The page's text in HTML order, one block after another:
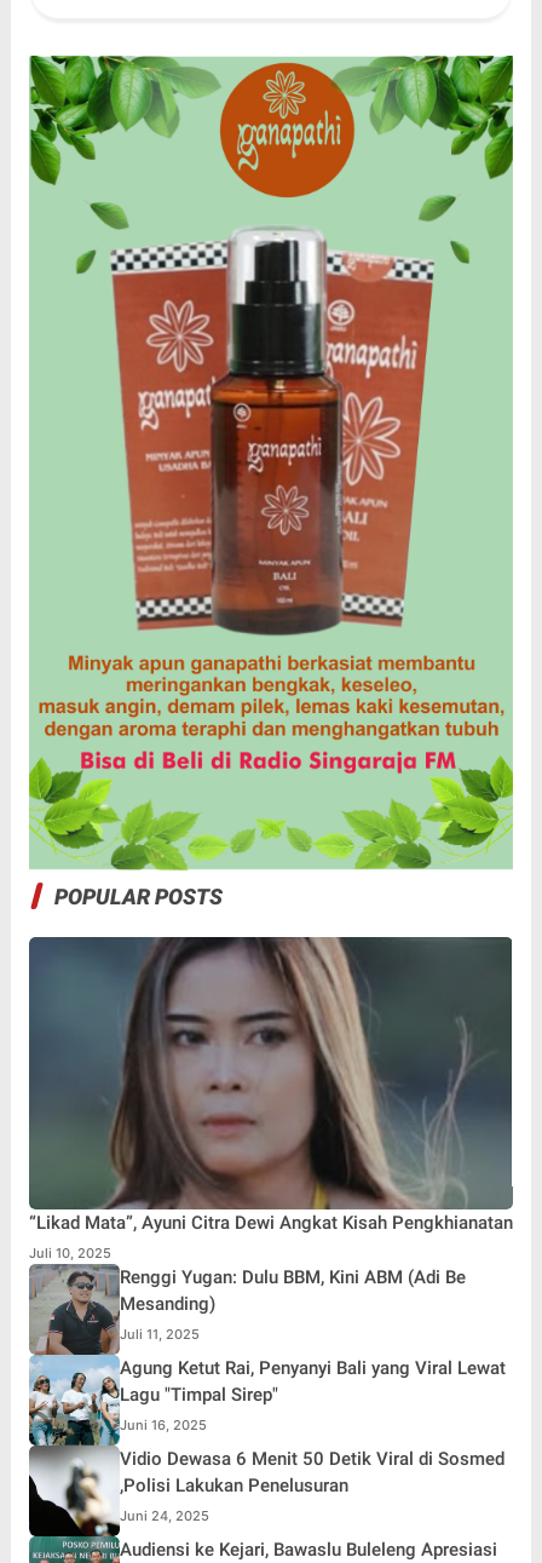
POPULAR POSTS
“Likad Mata”, Ayuni Citra Dewi Angkat Kisah Pengkhianatan
Juli 10, 2025
Renggi Yugan: Dulu BBM, Kini ABM (Adi Be
Mesanding)
Juli 11, 2025
Agung Ketut Rai, Penyanyi Bali yang Viral Lewat
Lagu "Timpal Sirep"
Juni 16, 2025
Vidio Dewasa 6 Menit 50 Detik Viral di Sosmed
,Polisi Lakukan Penelusuran
Juni 24, 2025
Audiensi ke Kejari, Bawaslu Buleleng Apresiasi